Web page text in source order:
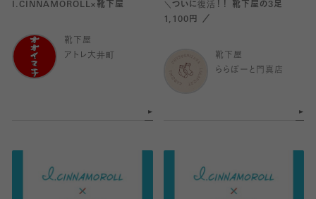
I.CINNAMOROLL×靴下屋
靴下屋
アトレ大井町
＼ついに復活！！ 靴下屋の3足
1,100円 ／
靴下屋
ららぽーと門真店